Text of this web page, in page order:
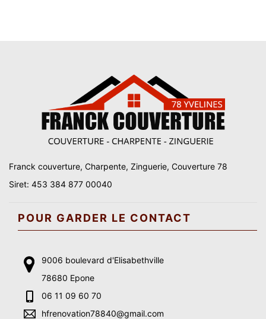
Franck couverture, Charpente, Zinguerie, Couverture 78
Siret: 453 384 877 00040
POUR GARDER LE CONTACT
9006 boulevard d'Elisabethville
78680 Epone
06 11 09 60 70
hfrenovation78840@gmail.com